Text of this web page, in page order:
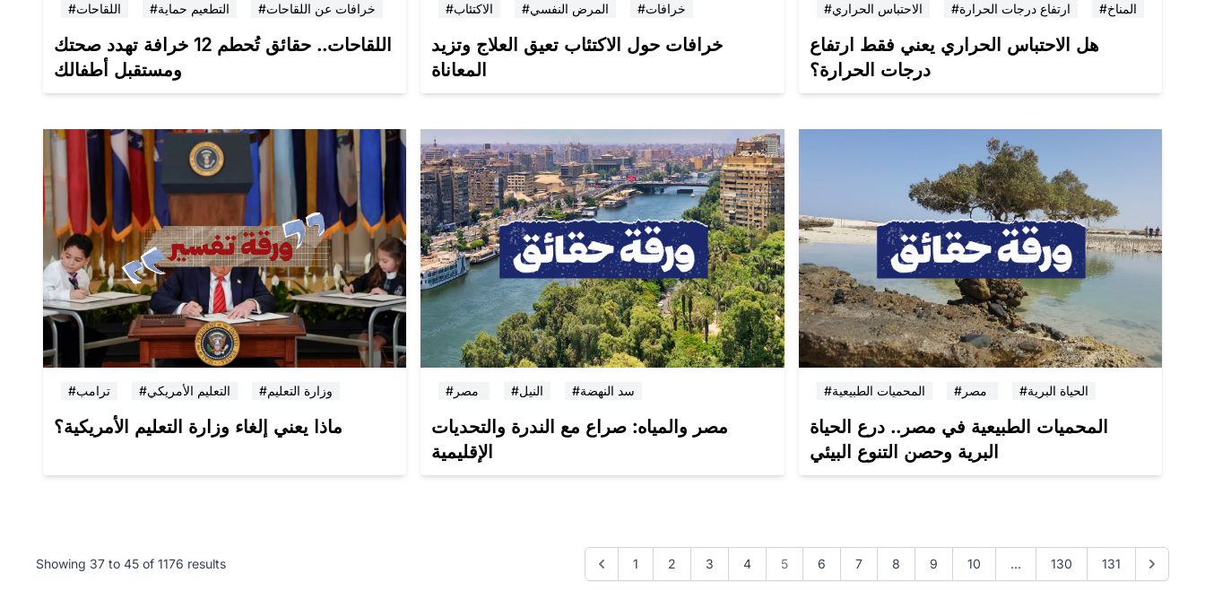
#اللقاحات #التطعيم حماية #خرافات عن اللقاحات
اللقاحات.. حقائق تُحطم 12 خرافة تهدد صحتك
ومستقبل أطفالك
#الاكتئاب #المرض النفسي #خرافات
خرافات حول الاكتئاب تعيق العلاج وتزيد
المعاناة
#الاحتباس الحراري #ارتفاع درجات الحرارة #المناخ
هل الاحتباس الحراري يعني فقط ارتفاع
درجات الحرارة؟
#ترامب #التعليم الأمريكي #وزارة التعليم
ماذا يعني إلغاء وزارة التعليم الأمريكية؟
#النيل #سد النهضة
مصر والمياه: صراع مع الندرة والتحديات
الإقليمية
#المحميات الطبيعية #الحياة البرية
المحميات الطبيعية في مصر.. درع الحياة
البرية وحصن التنوع البيئي
Showing 37 to 45 of 1176 results 1 2 3 4 5 6 7 8 9 10 ... 130 131